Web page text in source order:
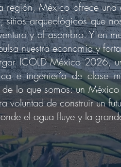
región, México ofrece
sitios arqueológicos que
y al asombro. Y en
nuestra economía y
ICOLD México 2026,
e ingeniería de clase
lo que somos: un
voluntad de construir un
el agua fluye y la